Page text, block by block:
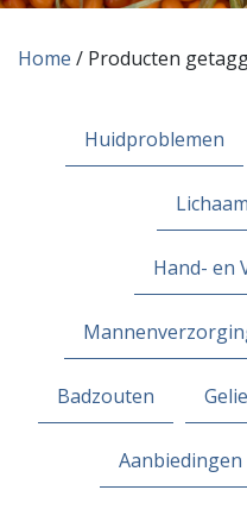
Home / Producten
Huidproblemen
Hand- en
Badzouten
Aanbiedingen